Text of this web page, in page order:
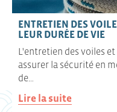
ENTRETIEN DES
LEUR DURÉE DE VIE
L'entretien des voiles
assurer la sécurité en
de…
Lire la suite